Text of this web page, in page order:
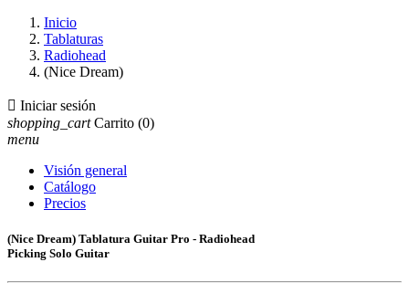
Inicio
Tablaturas
Radiohead
(Nice Dream)
 Iniciar sesión
shopping_cart Carrito (0)
menu
Visión general
Catálogo
Precios
(Nice Dream) Tablatura Guitar Pro - Radiohead
Picking Solo Guitar